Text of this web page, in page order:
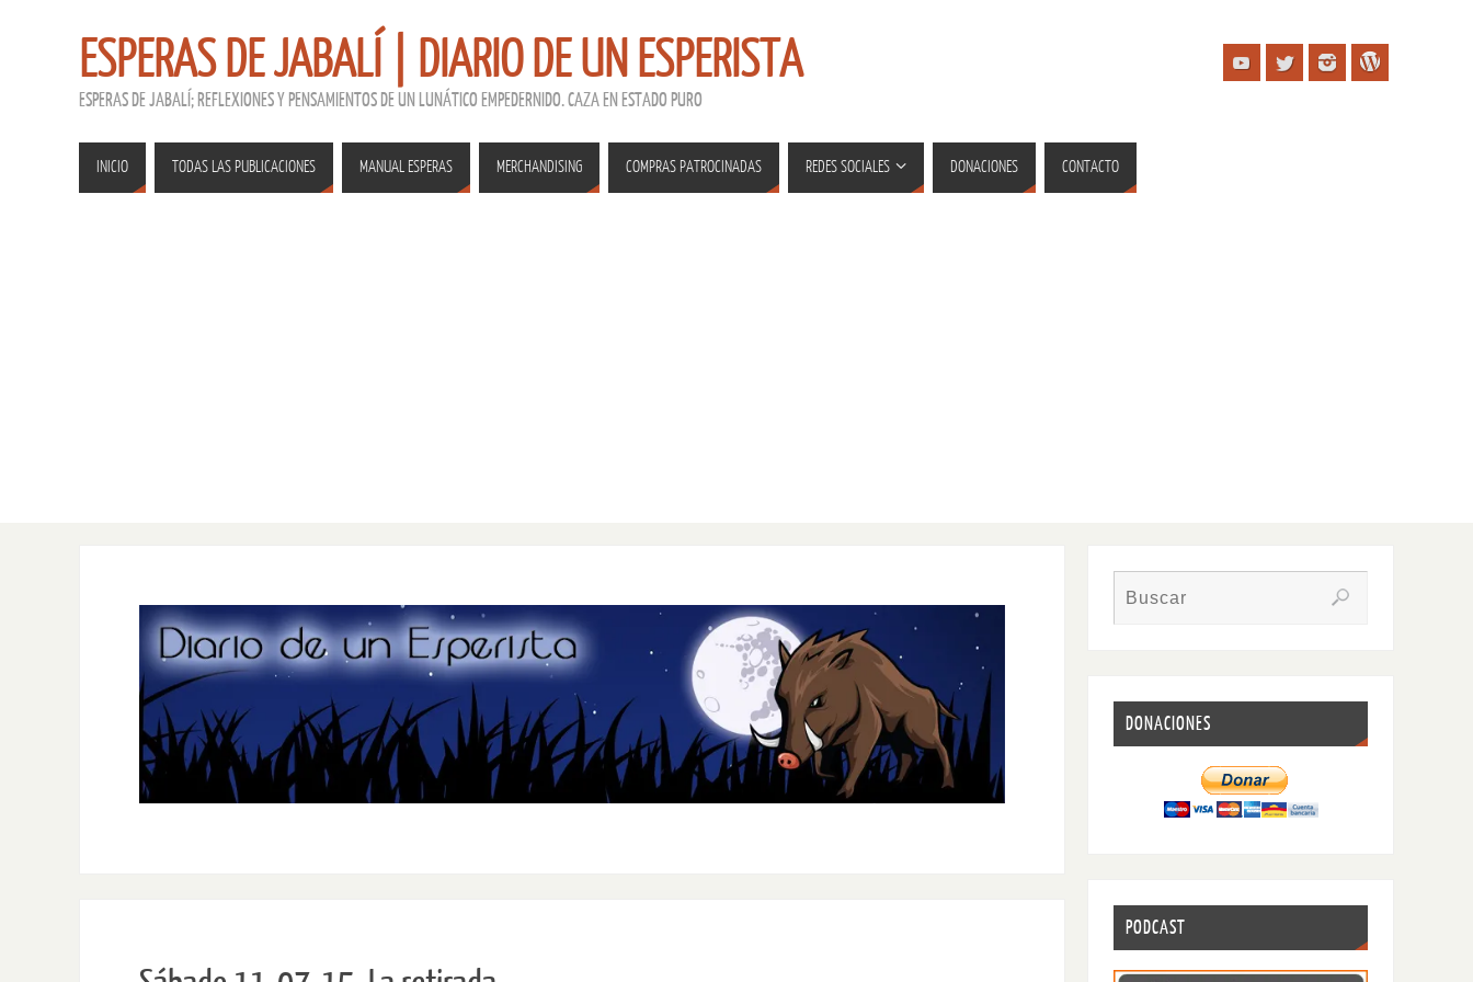
ESPERAS DE JABALÍ | DIARIO DE UN ESPERISTA
ESPERAS DE JABALÍ; REFLEXIONES Y PENSAMIENTOS DE UN LUNÁTICO EMPEDERNIDO. CAZA EN ESTADO PURO
INICIO TODAS LAS PUBLICACIONES MANUAL ESPERAS MERCHANDISING COMPRAS PATROCINADAS REDES SOCIALES DONACIONES CONTACTO
DONACIONES
PODCAST